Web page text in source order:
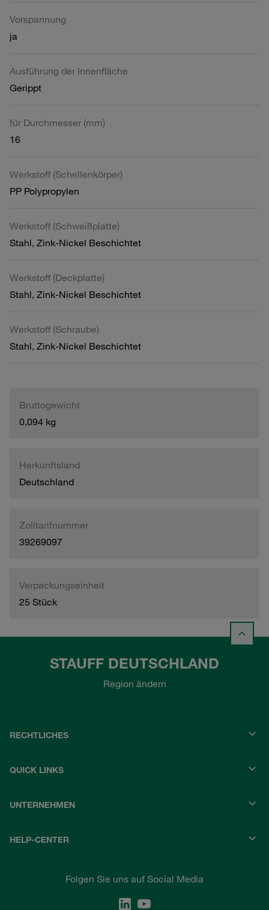
Vorspannung
ja
Ausführung der Innenfläche
Gerippt
für Durchmesser (mm)
16
Werkstoff (Schellenkörper)
PP Polypropylen
Werkstoff (Schweißplatte)
Stahl, Zink-Nickel Beschichtet
Werkstoff (Deckplatte)
Stahl, Zink-Nickel Beschichtet
Werkstoff (Schraube)
Stahl, Zink-Nickel Beschichtet
Bruttogewicht
0,094 kg
Herkunftsland
Deutschland
Zolltarifnummer
39269097
Verpackungseinheit
25 Stück
STAUFF DEUTSCHLAND
Region ändern
RECHTLICHES
QUICK LINKS
UNTERNEHMEN
HELP-CENTER
Folgen Sie uns auf Social Media